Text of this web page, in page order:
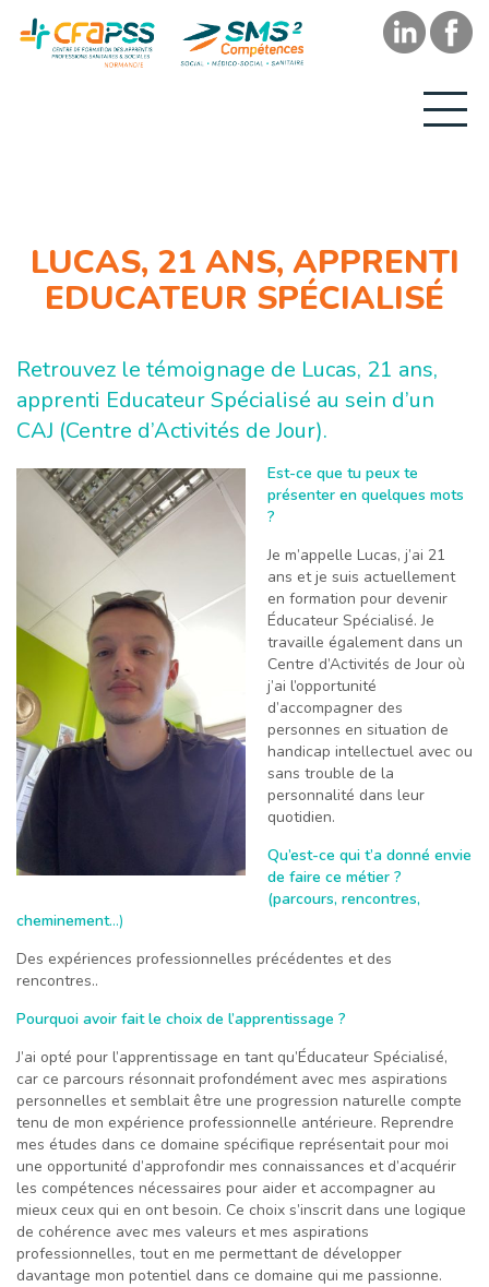
LUCAS, 21 ANS, APPRENTI
EDUCATEUR SPÉCIALISÉ
Retrouvez le témoignage de Lucas, 21 ans,
apprenti Educateur Spécialisé au sein d’un
CAJ (Centre d’Activités de Jour).
Est-ce que tu peux te
présenter en quelques mots
?
Je m’appelle Lucas, j’ai 21
ans et je suis actuellement
en formation pour devenir
Éducateur Spécialisé. Je
travaille également dans un
Centre d’Activités de Jour où
j’ai l’opportunité
d’accompagner des
personnes en situation de
handicap intellectuel avec ou
sans trouble de la
personnalité dans leur
quotidien.
Qu’est-ce qui t’a donné envie
de faire ce métier ?
(parcours, rencontres,
cheminement…)
Des expériences professionnelles précédentes et des
rencontres..
Pourquoi avoir fait le choix de l’apprentissage ?
J’ai opté pour l’apprentissage en tant qu’Éducateur Spécialisé,
car ce parcours résonnait profondément avec mes aspirations
personnelles et semblait être une progression naturelle compte
tenu de mon expérience professionnelle antérieure. Reprendre
mes études dans ce domaine spécifique représentait pour moi
une opportunité d’approfondir mes connaissances et d’acquérir
les compétences nécessaires pour aider et accompagner au
mieux ceux qui en ont besoin. Ce choix s’inscrit dans une logique
de cohérence avec mes valeurs et mes aspirations
professionnelles, tout en me permettant de développer
davantage mon potentiel dans ce domaine qui me passionne.